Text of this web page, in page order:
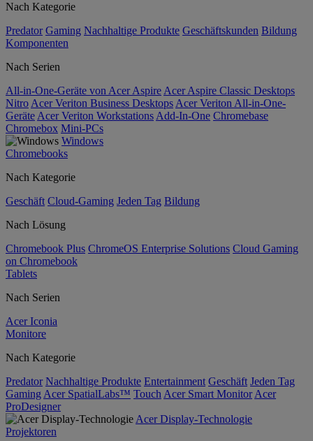
Nach Kategorie
Predator Gaming Nachhaltige Produkte Geschäftskunden Bildung
Komponenten
Nach Serien
All-in-One-Geräte von Acer Aspire Acer Aspire Classic Desktops
Nitro Acer Veriton Business Desktops Acer Veriton All-in-One-
Geräte Acer Veriton Workstations Add-In-One Chromebase
Chromebox Mini-PCs
Windows
Chromebooks
Nach Kategorie
Geschäft Cloud-Gaming Jeden Tag Bildung
Nach Lösung
Chromebook Plus ChromeOS Enterprise Solutions Cloud Gaming
on Chromebook
Tablets
Nach Serien
Acer Iconia
Monitore
Nach Kategorie
Predator Nachhaltige Produkte Entertainment Geschäft Jeden Tag
Gaming Acer SpatialLabs™ Touch Acer Smart Monitor Acer
ProDesigner
Acer Display-Technologie
Projektoren